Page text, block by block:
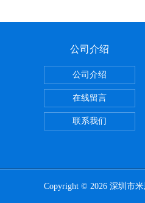
公司介绍
公司介绍
在线留言
联系我们
Copyright © 2026 深圳市